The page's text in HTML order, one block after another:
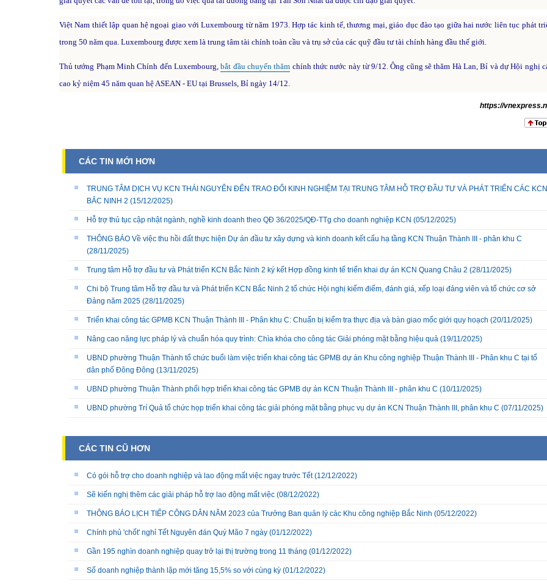
Việt Nam thiết lập quan hệ ngoại giao với Luxembourg từ năm 1973. Hợp tác kinh tế, thương mại, giáo dục đào tạo giữa hai nước liên tục phát
trong 50 năm qua. Luxembourg được xem là trung tâm tài chính toàn cầu và trụ sở của các quỹ đầu tư tài chính hàng đầu thế giới.
Thủ tướng Phạm Minh Chính đến Luxembourg,bắt đầu chuyến thăm chính thức nước này từ 9/12. Ông cũng sẽ thăm Hà Lan, Bỉ và dự Hội nghị
cao kỷ niệm 45 năm quan hệ ASEAN - EU tại Brussels, Bỉ ngày 14/12.
https://
CÁC TIN MỚI HƠN
TRUNG TÂM DỊCH VỤ KCN THÁI NGUYÊN ĐẾN TRAO ĐỔI KINH NGHIỆM TẠI TRUNG TÂM HỖ TRỢ ĐẦU TƯ VÀ PHÁT TRIỂN CÁC KCN
BẮC NINH 2 (15/12/2025)
Hỗ trợ thủ tục cập nhật ngành, nghề kinh doanh theo QĐ 36/2025/QĐ-TTg cho doanh nghiệp KCN (05/12/2025)
THÔNG BÁO Về việc thu hồi đất thực hiện Dự án đầu tư xây dựng và kinh doanh kết cấu hạ tầng KCN Thuận Thành III - phân khu C
(28/11/2025)
Trung tâm Hỗ trợ đầu tư và Phát triển KCN Bắc Ninh 2 ký kết Hợp đồng kinh tế triển khai dự án KCN Quang Châu 2 (28/11/2025)
Chi bộ Trung tâm Hỗ trợ đầu tư và Phát triển KCN Bắc Ninh 2 tổ chức Hội nghị kiểm điểm, đánh giá, xếp loại đảng viên và tổ chức cơ sở
Đảng năm 2025 (28/11/2025)
Triển khai công tác GPMB KCN Thuận Thành III - Phân khu C: Chuẩn bị kiểm tra thực địa và bàn giao mốc giới quy hoạch (20/11/2025)
Nâng cao năng lực pháp lý và chuẩn hóa quy trình: Chìa khóa cho công tác Giải phóng mặt bằng hiệu quả (19/11/2025)
UBND phường Thuận Thành tổ chức buổi làm việc triển khai công tác GPMB dự án Khu công nghiệp Thuận Thành III - Phân khu C tại tổ
dân phố Đông Đông (13/11/2025)
UBND phường Thuận Thành phối hợp triển khai công tác GPMB dự án KCN Thuận Thành III - phân khu C (10/11/2025)
UBND phường Trí Quả tổ chức họp triển khai công tác giải phóng mặt bằng phục vụ dự án KCN Thuận Thành III, phân khu C (07/11/2025)
CÁC TIN CŨ HƠN
Có gói hỗ trợ cho doanh nghiệp và lao động mất việc ngay trước Tết(12/12/2022)
Sẽ kiến nghị thêm các giải pháp hỗ trợ lao động mất việc (08/12/2022)
THÔNG BÁO LỊCH TIẾP CÔNG DÂN NĂM 2023 của Trưởng Ban quản lý các Khu công nghiệp Bắc Ninh (05/12/2022)
Chính phủ 'chốt' nghỉ Tết Nguyên đán Quý Mão 7 ngày (01/12/2022)
Gần 195 nghìn doanh nghiệp quay trở lại thị trường trong 11 tháng (01/12/2022)
Số doanh nghiệp thành lập mới tăng 15,5% so với cùng kỳ (01/12/2022)